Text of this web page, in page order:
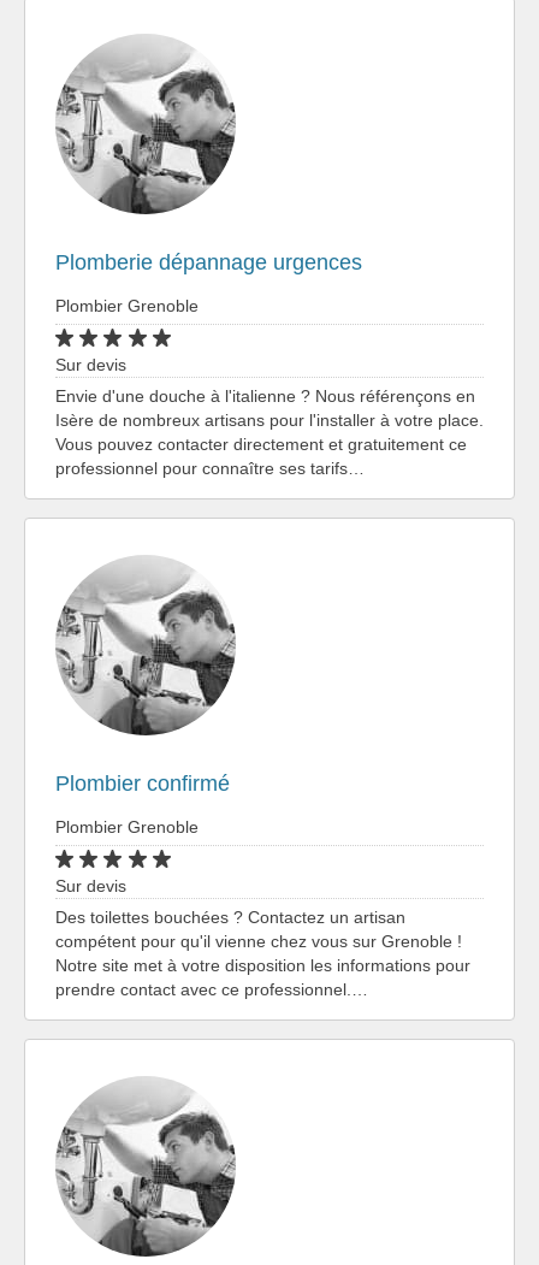
Plomberie dépannage urgences
Plombier Grenoble
Sur devis
Envie d'une douche à l'italienne ? Nous référençons en
Isère de nombreux artisans pour l'installer à votre place.
Vous pouvez contacter directement et gratuitement ce
professionnel pour connaître ses tarifs…
Plombier confirmé
Plombier Grenoble
Sur devis
Des toilettes bouchées ? Contactez un artisan
compétent pour qu'il vienne chez vous sur Grenoble !
Notre site met à votre disposition les informations pour
prendre contact avec ce professionnel.…